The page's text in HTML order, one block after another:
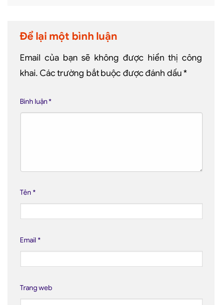
Để lại một bình luận
Email của bạn sẽ không được hiển thị công
khai. Các trường bắt buộc được đánh dấu*
Bình luận*
Tên *
Email *
Trang web